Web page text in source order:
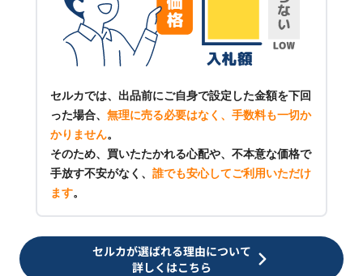
セルカでは、出品前にご自身で設定した金額を下回
った場合、 無理に売る必要はなく、手数料も一切か
かりません。
そのため、買いたたかれる心配や、不本意な価格で
手放す不安がなく、 誰でも安心してご利用いただけ
ます。
セルカが選ばれる理由について
詳しくはこちら